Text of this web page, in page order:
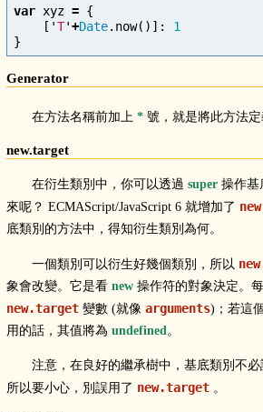
var xyz = {
[ 'T'+Date. now()]:
1
}
Generator
在方法名稱前加上 * 號，就是將此方法定
new.target
在衍生類別中，你可以透過 super 操作基
來呢？ ECMAScript/JavaScript 6 就增加了
底類別的方法中，得知衍生類別為何。
一個類別可以衍生好幾個類別，所以
象會改變。它是看 new 操作符的對象決定。
new.target 變數 (就像 arguments)；若這
用的話，其值將為 undefined 。
注意，在良好的繼承樹中，基底類別不必
所以要小心，別誤用了 new.target 。